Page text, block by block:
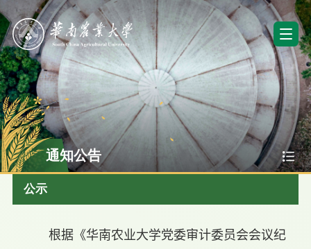
通知公告
公示
根据《华南农业大学党委审计委员会会议纪